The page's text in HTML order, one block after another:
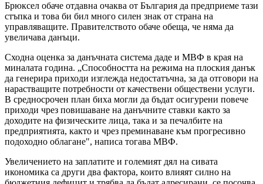
Брюксел обаче отдавна очаква от България да предприеме тази
стъпка и това би бил много силен знак от страна на
управляващите. Правителството обаче обеща, че няма да
увеличава данъци.
Сходна оценка за данъчната система даде и МВФ в края на
миналата година. „Способността на режима на плоския данък
да генерира приходи изглежда недостатъчна, за да отговори на
нарастващите потребности от качествени обществени услуги.
В средносрочен план биха могли да бъдат осигурени повече
приходи чрез повишаване на данъчните ставки както за
доходите на физическите лица, така и за печалбите на
предприятията, както и чрез преминаване към прогресивно
подоходно облагане", написа тогава МВФ.
Увеличението на заплатите и големият дял на сивата
икономика са други два фактора, които влияят силно на